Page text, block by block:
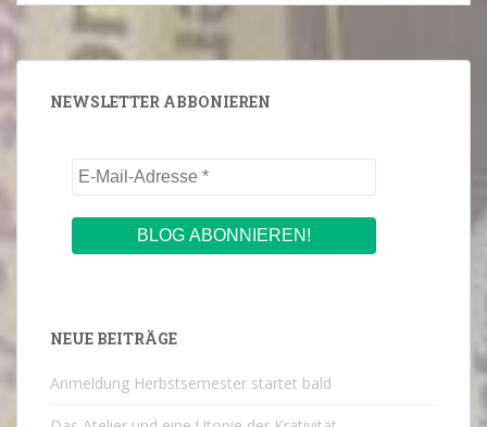
NEWSLETTER ABBONIEREN
NEUE BEITRÄGE
Anmeldung Herbstsemester startet bald